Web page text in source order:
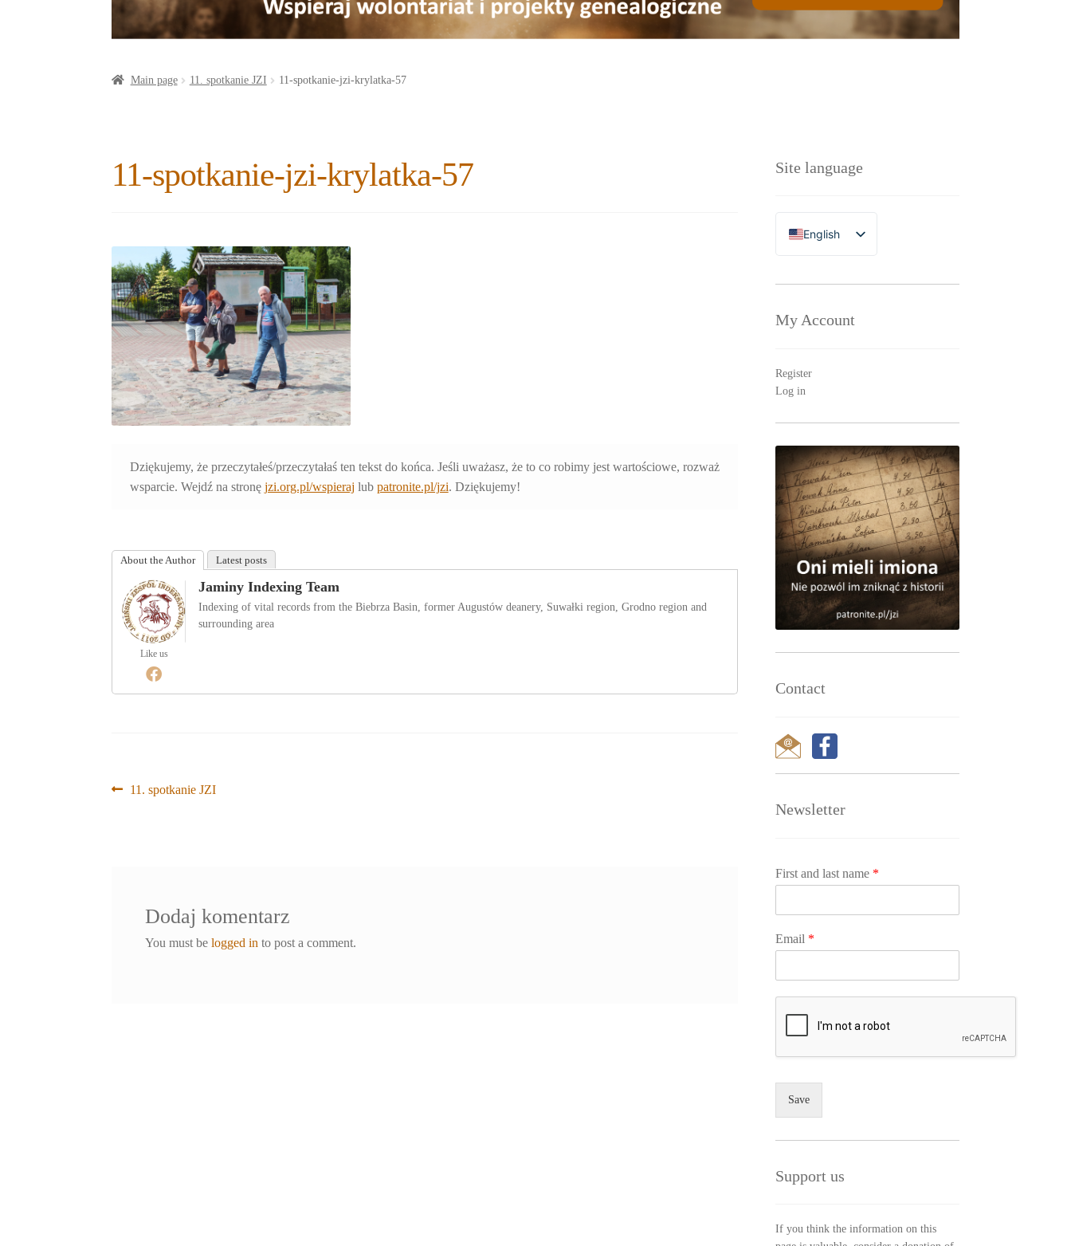
Main page 11. spotkanie JZI 11-spotkanie-jzi-krylatka-57
11-spotkanie-jzi-krylatka-57
Dziękujemy, że przeczytałeś/przeczytałaś ten tekst do końca. Jeśli uważasz, że to co robimy jest wartościowe, rozważ
wsparcie. Wejdź na stronę jzi.org.pl/wspieraj lub patronite.pl/jzi. Dziękujemy!
About the Author Latest posts
Like us
Jaminy Indexing Team
Indexing of vital records from the Biebrza Basin, former Augustów deanery, Suwałki region, Grodno region and
surrounding area
Nawigacja
Poprzedni
11. spotkanie JZI
Dodaj komentarz
You must be logged in to post a comment.
Site language
English
Polski
My Account
Register
Log in
Contact
Newsletter
First and last name *
Email *
Save
Support us
If you think the information on this